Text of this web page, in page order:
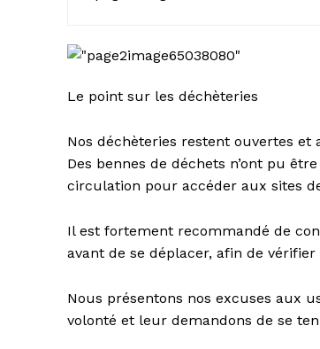
Le point sur les déchèteries
Nos déchèteries restent ouvertes et
Des bennes de déchets n’ont pu
circulation pour accéder aux sites
Il est fortement recommandé de
avant de se déplacer, afin de vérifier
Nous présentons nos excuses aux
volonté et leur demandons de se